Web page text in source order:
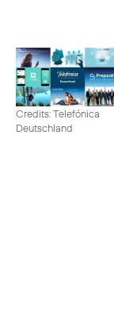
Credits: Telefónica
Deutschland